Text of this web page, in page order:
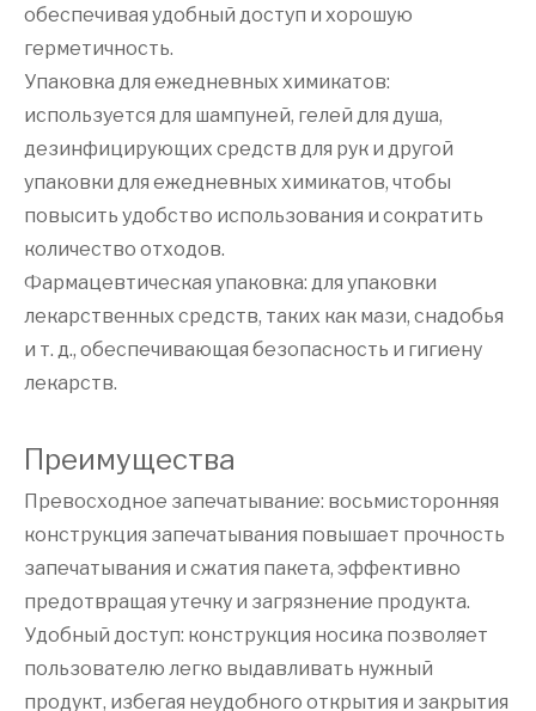
обеспечивая удобный доступ и хорошую
герметичность.
Упаковка для ежедневных химикатов:
используется для шампуней, гелей для душа,
дезинфицирующих средств для рук и другой
упаковки для ежедневных химикатов, чтобы
повысить удобство использования и сократить
количество отходов.
Фармацевтическая упаковка: для упаковки
лекарственных средств, таких как мази, снадобья
и т. д., обеспечивающая безопасность и гигиену
лекарств.
Преимущества
Превосходное запечатывание: восьмисторонняя
конструкция запечатывания повышает прочность
запечатывания и сжатия пакета, эффективно
предотвращая утечку и загрязнение продукта.
Удобный доступ: конструкция носика позволяет
пользователю легко выдавливать нужный
продукт, избегая неудобного открытия и закрытия